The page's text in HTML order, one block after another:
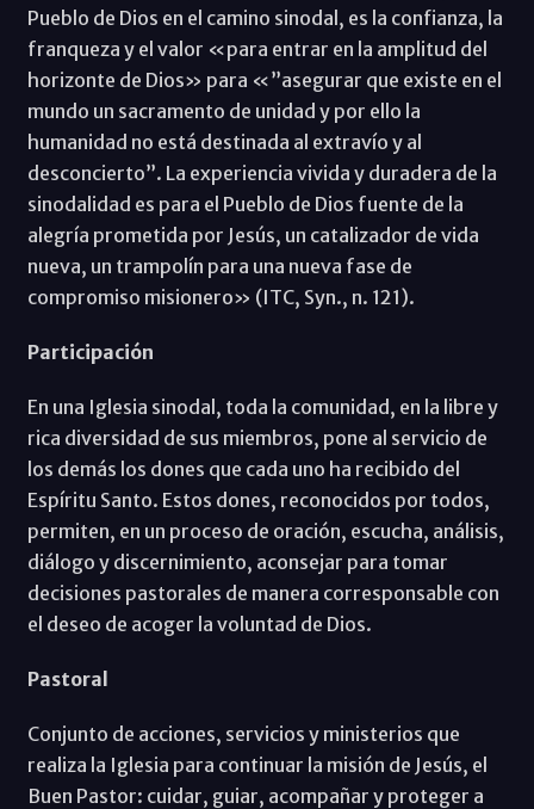
Pueblo de Dios en el camino sinodal, es la confianza, la
franqueza y el valor «para entrar en la amplitud del
horizonte de Dios» para «”asegurar que existe en el
mundo un sacramento de unidad y por ello la
humanidad no está destinada al extravío y al
desconcierto”. La experiencia vivida y duradera de la
sinodalidad es para el Pueblo de Dios fuente de la
alegría prometida por Jesús, un catalizador de vida
nueva, un trampolín para una nueva fase de
compromiso misionero» (ITC, Syn., n. 121).
Participación
En una Iglesia sinodal, toda la comunidad, en la libre y
rica diversidad de sus miembros, pone al servicio de
los demás los dones que cada uno ha recibido del
Espíritu Santo. Estos dones, reconocidos por todos,
permiten, en un proceso de oración, escucha, análisis,
diálogo y discernimiento, aconsejar para tomar
decisiones pastorales de manera corresponsable con
el deseo de acoger la voluntad de Dios.
Pastoral
Conjunto de acciones, servicios y ministerios que
realiza la Iglesia para continuar la misión de Jesús, el
Buen Pastor: cuidar, guiar, acompañar y proteger a